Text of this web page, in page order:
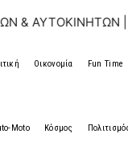
|
Οικονομία Fun Time
Moto Κόσμος